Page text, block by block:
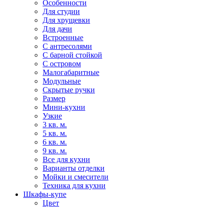
Особенности
Для студии
Для хрущевки
Для дачи
Встроенные
С антресолями
С барной стойкой
С островом
Малогабаритные
Модульные
Скрытые ручки
Размер
Мини-кухни
Узкие
3 кв. м.
5 кв. м.
6 кв. м.
9 кв. м.
Все для кухни
Варианты отделки
Мойки и смесители
Техника для кухни
Шкафы-купе
Цвет